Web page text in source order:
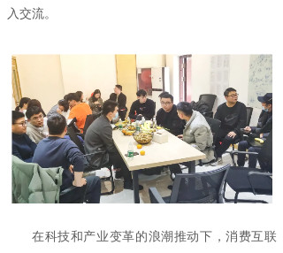
入交流。
在科技和产业变革的浪潮推动下，消费互联